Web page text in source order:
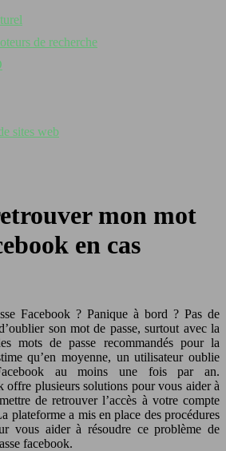
de recherche
sites web
mon mot
en cas
Facebook ? Panique à bord ? Pas de
son mot de passe, surtout avec la
mots de passe recommandés pour la
qu’en moyenne, un utilisateur oublie
au moins une fois par an.
offre plusieurs solutions pour vous aider à
de retrouver l’accès à votre compte
plateforme a mis en place des procédures
vous aider à résoudre ce problème de
facebook.